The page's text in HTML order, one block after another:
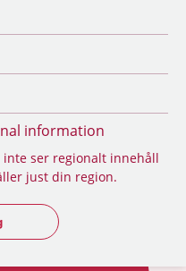
information
ser regionalt innehåll
just din region.